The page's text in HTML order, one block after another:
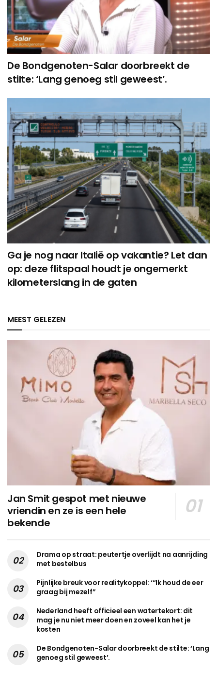
De Bondgenoten-Salar doorbreekt de
stilte: ‘Lang genoeg stil geweest’.
Ga je nog naar Italië op vakantie? Let dan
op: deze flitspaal houdt je ongemerkt
kilometerslang in de gaten
MEEST GELEZEN
Jan Smit gespot met nieuwe
vriendin en ze is een hele
bekende
Drama op straat: peutertje overlijdt na aanrijding
met bestelbus
Pijnlijke breuk voor realitykoppel: ‘“Ik houd de eer
graag bij mezelf”
Nederland heeft officieel een watertekort: dit
mag je nu niet meer doen en zoveel kan het je
kosten
De Bondgenoten-Salar doorbreekt de stilte: ‘Lang
genoeg stil geweest’.